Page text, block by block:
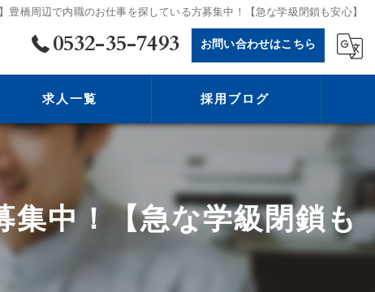
】豊橋周辺で内職のお仕事を探している方募集中！【急な学級閉鎖も安心】
0532-35-7493 お問い合わせはこちら
求人一覧 採用ブログ
集中！【急な学級閉鎖も